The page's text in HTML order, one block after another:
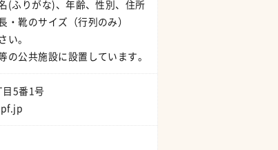
(ふりがな)、年齢、性別、住所
サイズ（行列のみ）
。
公共施設に設置しています。
5番1号